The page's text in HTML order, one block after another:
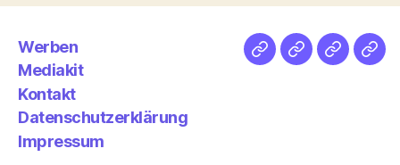
Werben
Mediakit
Kontakt
Datenschutzerklärung
Impressum
NetzMedien